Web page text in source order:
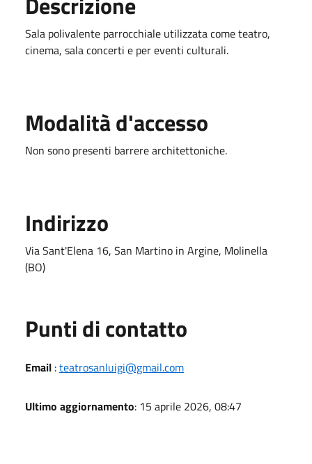
Sala polivalente parrocchiale utilizzata come teatro,
cinema, sala concerti e per eventi culturali.
Modalità d'accesso
Non sono presenti barrere architettoniche.
Indirizzo
Via Sant'Elena 16, San Martino in Argine, Molinella
(BO)
Punti di contatto
Email :teatrosanluigi@gmail.com
Ultimo aggiornamento: 15 aprile 2026, 08:47